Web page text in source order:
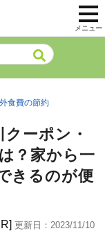
メニュー
外食費の節約
ーポン・
？家から一
きるのが便
更新日： 2023/11/10